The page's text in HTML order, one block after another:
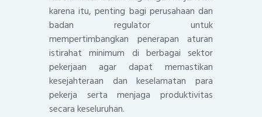
karena itu, penting bagi perusahaan dan
badan regulator untuk
mempertimbangkan penerapan aturan
istirahat minimum di berbagai sektor
pekerjaan agar dapat memastikan
kesejahteraan dan keselamatan para
pekerja serta menjaga produktivitas
secara keseluruhan.